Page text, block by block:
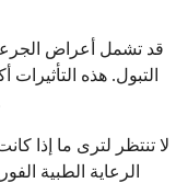
قد تشمل أعراض الجرعة
التبول. هذه التأثيرات
لا تنتظر لترى ما إذا
الرعاية الطبية